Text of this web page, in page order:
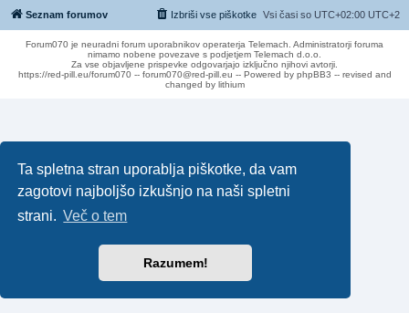
Ta spletna stran uporablja piškotke, da vam
zagotovi najboljšo izkušnjo na naši spletni
strani. Več o tem
Razumem!
Seznam forumov Vsi časi so UTC+02:00 UTC+2
Izbriši vse piškotke
Forum070 je neuradni forum uporabnikov operaterja Telemach. Administratorji foruma
nimamo nobene povezave s podjetjem Telemach d.o.o.
Za vse objavljene prispevke odgovarjajo izključno njihovi avtorji.
https://red-pill.eu/forum070 -- forum070@red-pill.eu -- Powered by phpBB3 -- revised and
changed by lithium